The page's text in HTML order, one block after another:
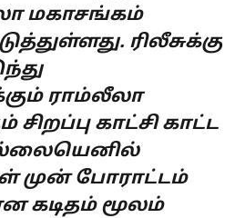
மகாசங்கம்
ரிலீசுக்கு
ராம்லீலா
சிறப்பு காட்சி காட்ட
முன் போராட்டம்
கடிதம் மூலம்